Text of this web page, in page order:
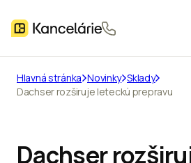
Hlavná stránka Novinky Sklady
Dachser rozširuje leteckú prepravu
Dachser